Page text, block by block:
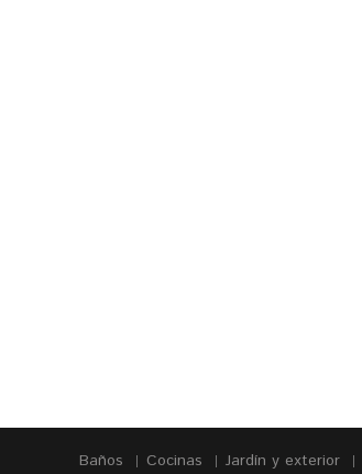
Baños Cocinas Jardín y exterior